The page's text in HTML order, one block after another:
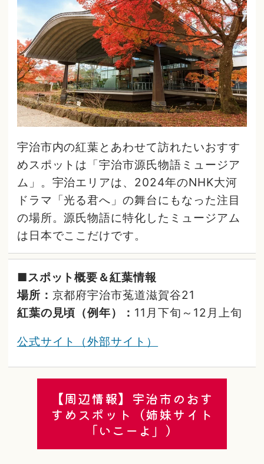
宇治市内の紅葉とあわせて訪れたいおすす
めスポットは「宇治市源氏物語ミュージア
ム」。宇治エリアは、2024年のNHK大河
ドラマ「光る君へ」の舞台にもなった注目
の場所。源氏物語に特化したミュージアム
は日本でここだけです。
■スポット概要＆紅葉情報
場所： 京都府宇治市菟道滋賀谷21
紅葉の見頃（例年）： 11月下旬～12月上旬
公式サイト（外部サイト）
【周辺情報】宇治市のおす
すめスポット（姉妹サイト
「いこーよ」）